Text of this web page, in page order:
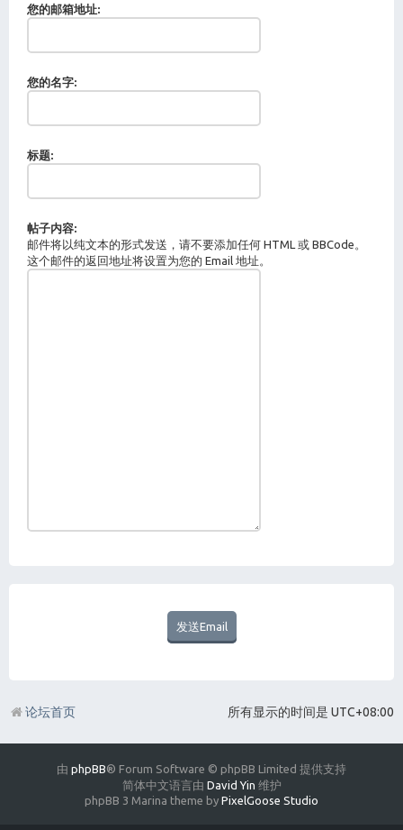
您的邮箱地址:
您的名字:
标题:
帖子内容:
邮件将以纯文本的形式发送，请不要添加任何 HTML 或 BBCode。
这个邮件的返回地址将设置为您的 Email 地址。
所有显示的时间是 UTC+08:00
论坛首页
由 phpBB® Forum Software © phpBB Limited 提供支持
简体中文语言由 David Yin 维护
phpBB 3 Marina theme by PixelGoose Studio